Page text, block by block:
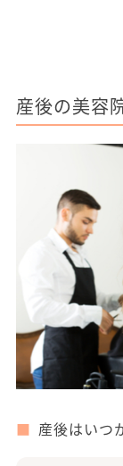
産後の美容
産後はいつ